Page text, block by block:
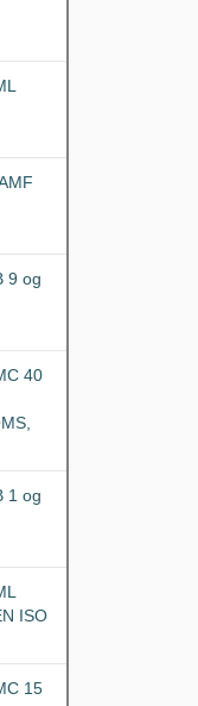
9 og
40
1 og
ISO
15